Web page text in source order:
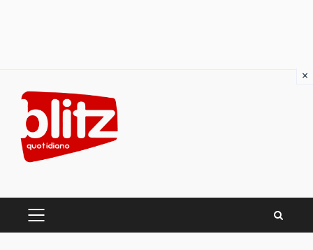
content
PRIMARY
×